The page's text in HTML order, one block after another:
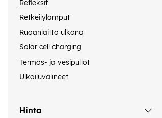
Refleksit
Retkeilylamput
Ruoanlaitto ulkona
Solar cell charging
Termos- ja vesipullot
Ulkoiluvälineet
Hinta